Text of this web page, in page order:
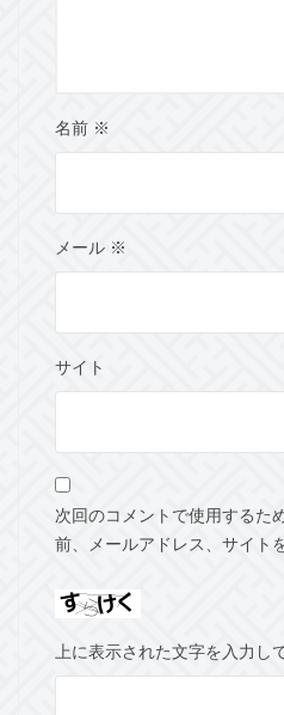
名前 ※
メール ※
サイト
次回のコメントで使用するた
前、メールアドレス、サイト
上に表示された文字を入力し